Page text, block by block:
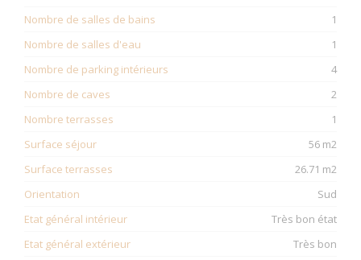
Nombre de salles de bains
1
Nombre de salles d'eau
1
Nombre de parking intérieurs
4
Nombre de caves
2
Nombre terrasses
1
Surface séjour
56 m2
Surface terrasses
26.71 m2
Orientation
Sud
Etat général intérieur
Très bon état
Etat général extérieur
Très bon